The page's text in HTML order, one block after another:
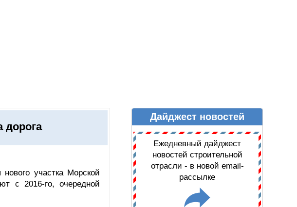
ДАЙДЖЕСТ НОВОСТЕЙ
дорога
участка Морской
с 2016-го, очередной
Дайджест новостей
Ежедневный дайджест
новостей строительной
отрасли - в новой email-
рассылке